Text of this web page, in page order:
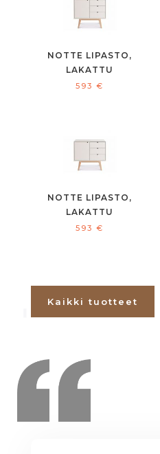
NOTTE LIPASTO,
LAKATTU
593€
NOTTE LIPASTO,
LAKATTU
593€
Kaikki tuotteet